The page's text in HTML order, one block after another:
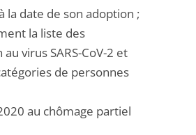
la date de son adoption ;
la liste des
virus SARS-CoV-2 et
de personnes
au chômage partiel